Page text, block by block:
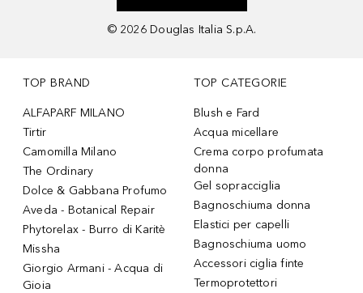
© 2026 Douglas Italia S.p.A.
TOP BRAND
ALFAPARF MILANO
Tirtir
Camomilla Milano
The Ordinary
Dolce & Gabbana Profumo
Aveda - Botanical Repair
Phytorelax - Burro di Karitè
Missha
Giorgio Armani - Acqua di
Gioia
TOP CATEGORIE
Blush e Fard
Acqua micellare
Crema corpo profumata
donna
Gel sopracciglia
Bagnoschiuma donna
Elastici per capelli
Bagnoschiuma uomo
Accessori ciglia finte
Termoprotettori